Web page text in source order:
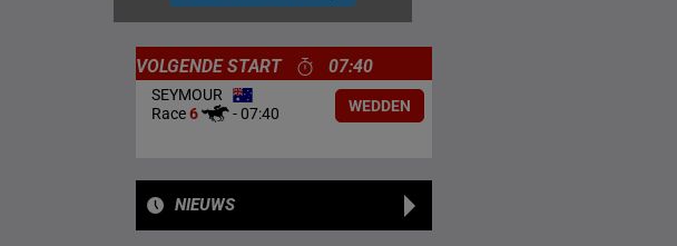
VOLGENDE START 07:40
SEYMOUR
Race6 -07:40 WEDDEN
NIEUWS